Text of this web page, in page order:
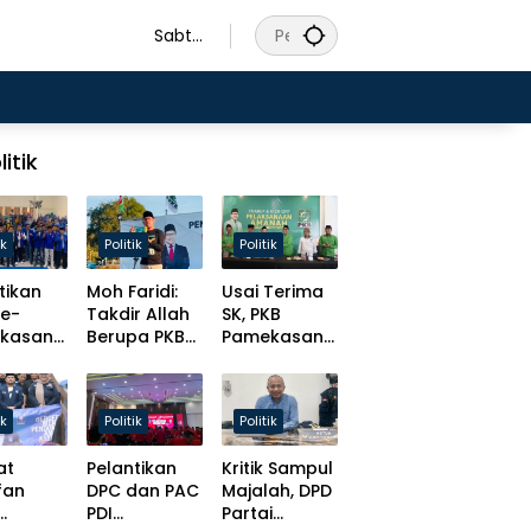
Sabtu
dan
ke
Politik
Moh Faridi:
Takdir Allah
Berupa PKB
Dirawat
Lewat
Kaderisasi
dan Kursi
Parlemen!
Politik
Usai Terima
SK, PKB
Pamekasan
Target Solid
Hingga Desa
Politik
Pelantikan
DPC dan PAC
PDI
Politik
Kritik Sampul
Majalah, DPD
Partai